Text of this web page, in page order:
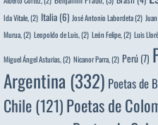
Ida Vitale, (2) Italia (6) José Antonio Labordeta(2)
Murua, (2) Leopoldo de Luis, (2) León Felipe, (2) Luis
Miguel Ángel Asturias, (2) Nicanor Parra, (2) Perú (7)
Argentina (332) Poetas de
Chile(121)Poetas de